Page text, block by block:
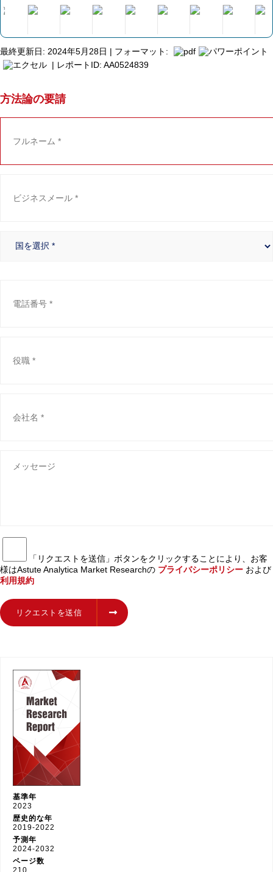
最終更新日: 2024年5月28日 | フォーマット:
| レポートID: AA0524839
方法論の要請
「リクエストを送信」ボタンをクリックすることにより、お客
様はAstute Analytica Market Researchの プライバシーポリシー および
利用規約
リクエストを送信
基準年
2023
歴史的な年
2019-2022
予測年
2024-2032
ページ数